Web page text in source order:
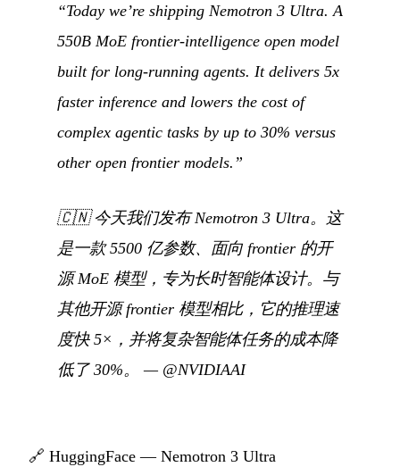
“Today we’re shipping Nemotron 3 Ultra. A
550B MoE frontier-intelligence open model
built for long-running agents. It delivers 5x
faster inference and lowers the cost of
complex agentic tasks by up to 30% versus
other open frontier models.”
🇨🇳今天我们发布 Nemotron 3 Ultra。这
是一款 5500 亿参数、面向 frontier 的开
源 MoE 模型，专为长时智能体设计。与
其他开源 frontier 模型相比，它的推理速
度快 5×，并将复杂智能体任务的成本降
低了 30%。
— @NVIDIAAI
🔗 HuggingFace — Nemotron 3 Ultra